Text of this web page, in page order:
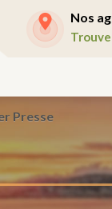
Nos
Presse